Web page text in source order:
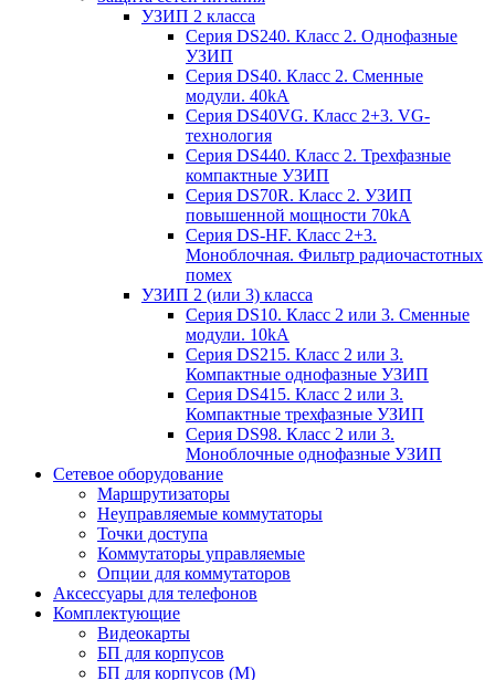
УЗИП 2 класса
Серия DS240. Класс 2. Однофазные
УЗИП
Серия DS40. Класс 2. Сменные
модули. 40kA
Серия DS40VG. Класс 2+3. VG-
технология
Серия DS440. Класс 2. Трехфазные
компактные УЗИП
Серия DS70R. Класс 2. УЗИП
повышенной мощности 70kA
Серия DS-HF. Класс 2+3.
Моноблочная. Фильтр радиочастотных
помех
УЗИП 2 (или 3) класса
Серия DS10. Класс 2 или 3. Сменные
модули. 10kA
Серия DS215. Класс 2 или 3.
Компактные однофазные УЗИП
Серия DS415. Класс 2 или 3.
Компактные трехфазные УЗИП
Серия DS98. Класс 2 или 3.
Моноблочные однофазные УЗИП
Сетевое оборудование
Маршрутизаторы
Неуправляемые коммутаторы
Точки доступа
Коммутаторы управляемые
Опции для коммутаторов
Аксессуары для телефонов
Комплектующие
Видеокарты
БП для корпусов
БП для корпусов (М)